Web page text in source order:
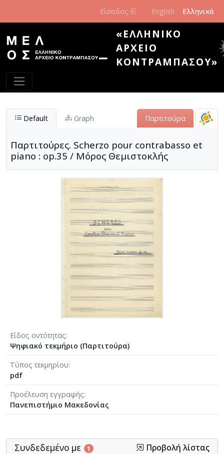
Είσοδος English Ελληνικά
«ΕΛΛΗΝΙΚΌ
ΑΡΧΕΊΟ
ΚΟΝΤΡΑΜΠΆΣΟΥ»
Default Graph Παρτιτούρα
Παρτιτούρες. Scherzo pour contrabasso et
piano : op.35 / Μόρος Θεμιστοκλής
Είδος οντότητας
Ψηφιακό τεκμήριο (Παρτιτούρα)
Τύπος τεκμηρίου
pdf
Προέλευση εγγραφής
Πανεπιστήμιο Μακεδονίας
Συνδεδεμένο με 1 Προβολή λίστας